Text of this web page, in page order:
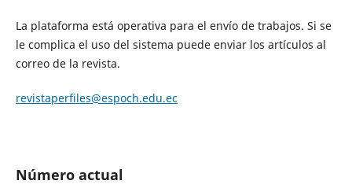
La plataforma está operativa para el envío de trabajos. Si se
le complica el uso del sistema puede enviar los artículos al
correo de la revista.
revistaperfiles@espoch.edu.ec
Número actual